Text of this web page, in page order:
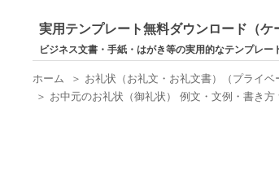
実用テンプレート無料ダウンロード（ケ
ビジネス文書・手紙・はがき等の実用的なテンプレ
ホーム ＞ お礼状（お礼文・お礼文書）（プライベ
＞ お中元のお礼状（御礼状） 例文・文例・書き